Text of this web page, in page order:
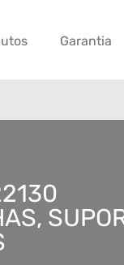
Garantia